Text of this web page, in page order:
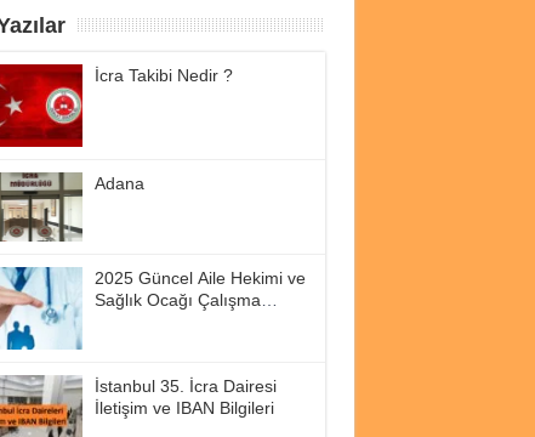
İcra Takibi Nedir ?
Adana
2025 Güncel Aile Hekimi ve
Sağlık Ocağı Çalışma
İstanbul 35. İcra Dairesi
İletişim ve IBAN Bilgileri